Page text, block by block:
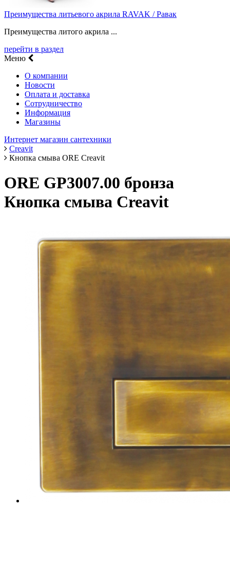
Преимущества литьевого акрила RAVAK / Равак
Преимущества литого акрила ...
перейти в раздел
Меню
О компании
Новости
Оплата и доставка
Сотрудничество
Информация
Магазины
Интернет магазин сантехники
Creavit
Кнопка смыва ORE Creavit
ORE GP3007.00 бронза
Кнопка смыва Creavit